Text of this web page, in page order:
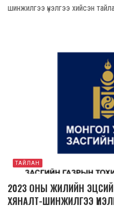
шинжилгээ үнэлгээ хийсэн
ТАЙЛАН
2023 ОНЫ ЖИЛИЙН
ХЯНАЛТ-ШИНЖИЛГЭЭ